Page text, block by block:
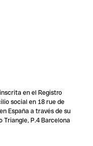
en el Registro
social en 18 rue de
España a través de su
Triangle, P.4 Barcelona